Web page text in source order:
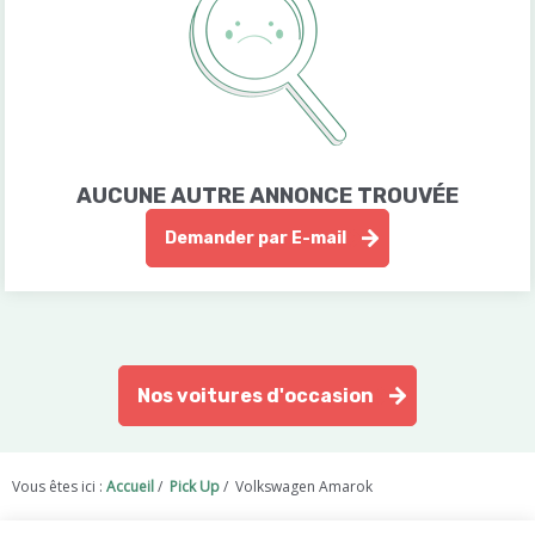
AUCUNE AUTRE ANNONCE TROUVÉE
Demander par E-mail
Nos voitures d'occasion
Vous êtes ici : Accueil/ Pick Up/ Volkswagen Amarok